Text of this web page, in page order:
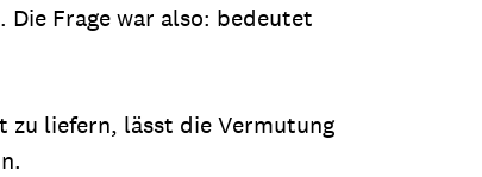
Frage war also: bedeutet
zu liefern, lässt die Vermutung